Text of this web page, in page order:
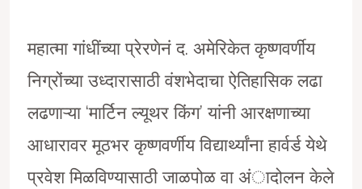
महात्मा गांधींच्या प्रेरणेनं द. अमेरिकेत कृष्णवर्णीय
निग्रोंच्या उध्दारासाठी वंशभेदाचा ऐतिहासिक लढा
लढणाऱ्या ‘मार्टिन ल्यूथर किंग’ यांनी आरक्षणाच्या
आधारावर मूठभर कृष्णवर्णीय विद्यार्थ्यांना हार्वर्ड येथे
प्रवेश मिळविण्यासाठी जाळपोळ वा अंादोलन केले